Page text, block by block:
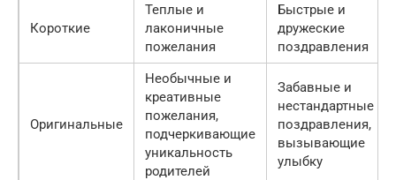
Короткие
Теплые и
лаконичные
пожелания
Быстрые и
дружеские
поздравления
Оригинальные
Необычные и
креативные
пожелания,
подчеркивающие
уникальность
родителей
Забавные и
нестандартные
поздравления,
вызывающие
улыбку